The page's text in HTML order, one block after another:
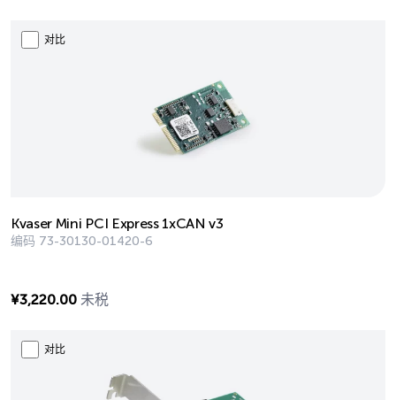
对比
Kvaser Mini PCI Express 1xCAN v3
编码 73-30130-01420-6
¥3,220.00 未税
对比